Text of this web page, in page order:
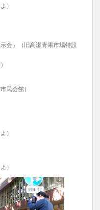
）
会」（旧高瀬青果市場特設
民会館）
）
）